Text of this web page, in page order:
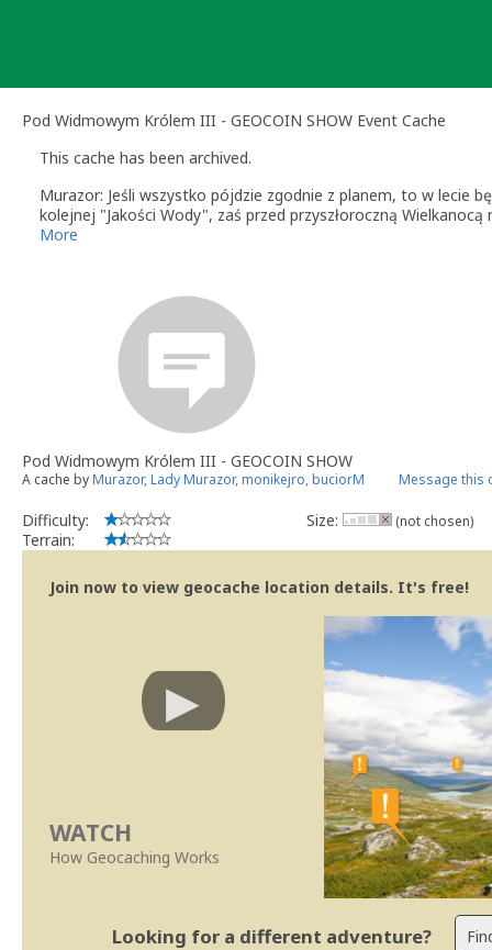
Pod Widmowym Królem III - GEOCOIN SHOW Event Cache
This cache has been archived.
Murazor: Jeśli wszystko pójdzie zgodnie z planem, to w lecie
kolejnej "Jakości Wody", zaś przed przyszłoroczną
More
Pod Widmowym Królem III - GEOCOIN SHOW
A cache byMurazor, Lady Murazor, monikejro, buciorM Message this
Difficulty:
Terrain:
Size: (not chosen)
Join now to view geocache location details. It's free!
WATCH
How Geocaching Works
Looking for a different adventure?